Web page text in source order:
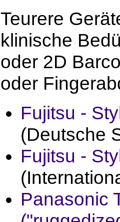
Teurere
klinische
oder 2D
oder
Fujitsu -
(Deutsche
Fujitsu -
Panasonic